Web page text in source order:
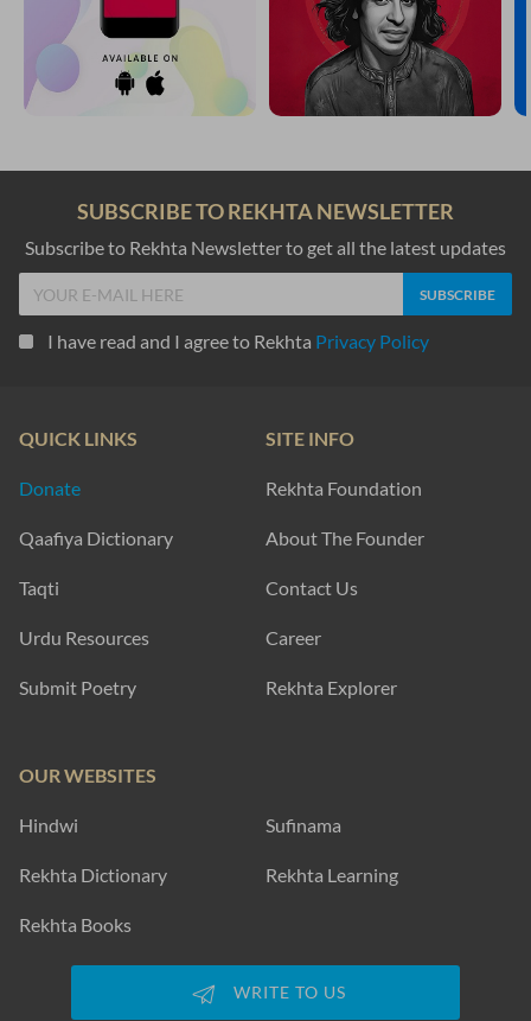
gayaa vo KHvaab-e-haqiiqat ko ruu-ba-ruu kar ke
bahut udaas huu.n mai.n un se guftuguu kar ke
Hasan Naim
Jamil Nazar
maqtal me.n apnii maut kaa armaa.n liye hu.e
ham jaa rahe hai.n ziist kaa saamaa.n liye hu.e
Noor Mohammad Noor
ki shab-e-Gam bhii ham guzaar aa.e
sar pe ik saa.ebaa.n to rahne de
EXPLORE MORE